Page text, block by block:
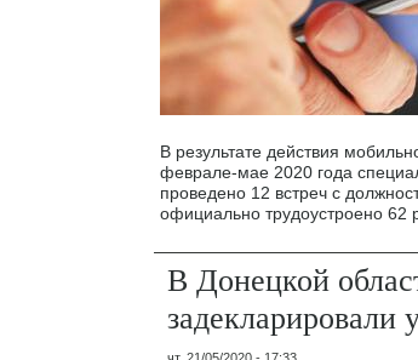
В результате действия
феврале-мае 2020 года
проведено 12 встреч с
официально трудоустроено 62
В Донецкой
задекларировали